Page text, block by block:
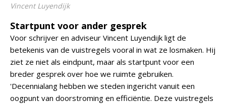
Vincent Luyendijk
Startpunt voor ander gesprek
Voor schrijver en adviseur Vincent Luyendijk ligt de
betekenis van de vuistregels vooral in wat ze losmaken. Hij
ziet ze niet als eindpunt, maar als startpunt voor een
breder gesprek over hoe we ruimte gebruiken.
'Decennialang hebben we steden ingericht vanuit een
oogpunt van doorstroming en efficiëntie. Deze vuistregels